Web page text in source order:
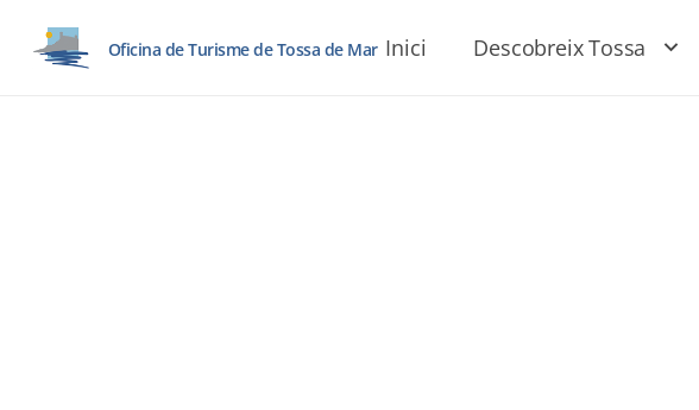
Oficina de Turisme de Tossa de Mar Inici Descobreix Tossa